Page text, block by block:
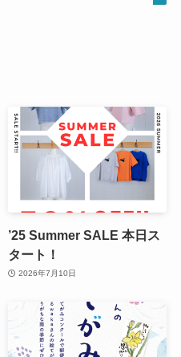
’25 Summer SALE 本日ス
タート！
2026年7月10日